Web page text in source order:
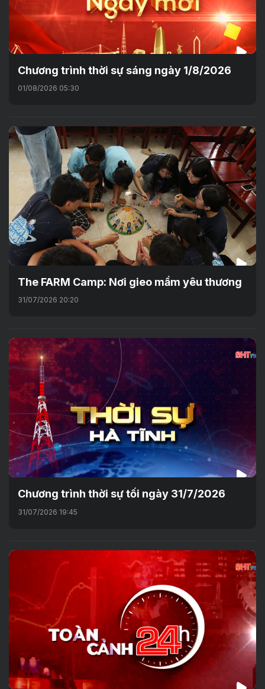
Chương trình thời sự sáng ngày 1/8/2026
01/08/2026 05:30
The FARM Camp: Nơi gieo mầm yêu thương
31/07/2026 20:20
Chương trình thời sự tối ngày 31/7/2026
31/07/2026 19:45